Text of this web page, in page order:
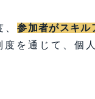
、参加者がスキル
度を通じて、個